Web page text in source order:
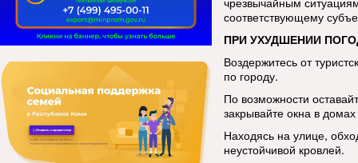
соответствующему
ПРИ УХУДШЕНИИ
Воздержитесь от
по городу.
По возможности
закрывайте окна в
Находясь на улице,
неустойчивой кровлей.